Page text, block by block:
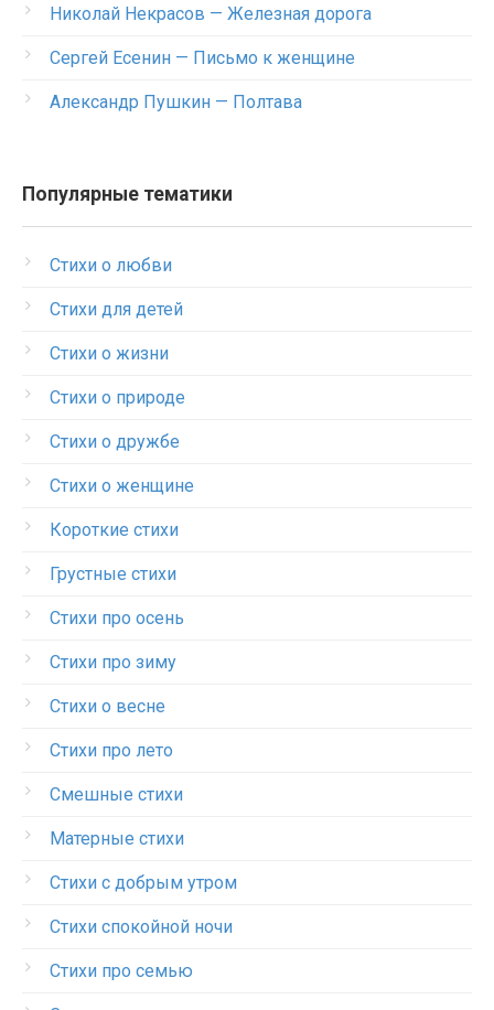
Николай Некрасов — Железная дорога
Сергей Есенин — Письмо к женщине
Александр Пушкин — Полтава
Популярные тематики
Стихи о любви
Стихи для детей
Стихи о жизни
Стихи о природе
Стихи о дружбе
Стихи о женщине
Короткие стихи
Грустные стихи
Стихи про осень
Стихи про зиму
Стихи о весне
Стихи про лето
Смешные стихи
Матерные стихи
Стихи с добрым утром
Стихи спокойной ночи
Стихи про семью